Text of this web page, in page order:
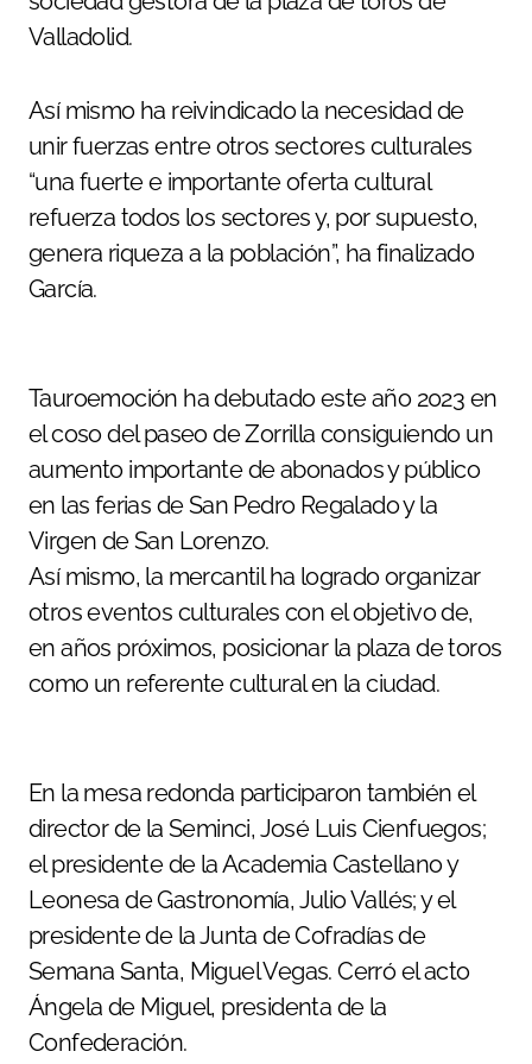
Valladolid.
Así mismo ha reivindicado la necesidad de
unir fuerzas entre otros sectores culturales
“una fuerte e importante oferta cultural
refuerza todos los sectores y, por supuesto,
genera riqueza a la población”, ha finalizado
García.
Tauroemoción ha debutado este año 2023 en
el coso del paseo de Zorrilla consiguiendo un
aumento importante de abonados y público
en las ferias de San Pedro Regalado y la
Virgen de San Lorenzo.
Así mismo, la mercantil ha logrado organizar
otros eventos culturales con el objetivo de,
en años próximos, posicionar la plaza de toros
como un referente cultural en la ciudad.
En la mesa redonda participaron también el
director de la Seminci, José Luis Cienfuegos;
el presidente de la Academia Castellano y
Leonesa de Gastronomía, Julio Vallés; y el
presidente de la Junta de Cofradías de
Semana Santa, Miguel Vegas. Cerró el acto
Ángela de Miguel, presidenta de la
Confederación.